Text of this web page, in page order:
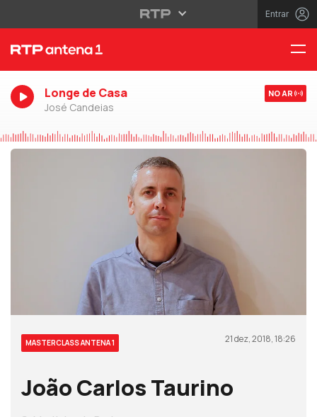
Entrar
Longe de Casa
José Candeias
NO AR
MASTERCLASS ANTENA 1 21 dez, 2018, 18:26
João Carlos Taurino